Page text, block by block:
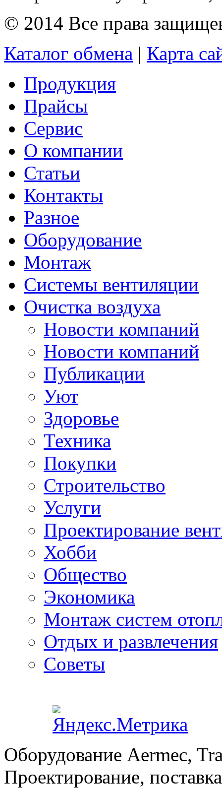
© 2014 Все права
Каталог обмена | Карта
Продукция
Прайсы
Сервис
О компании
Статьи
Контакты
Разное
Оборудование
Монтаж
Системы вентиляции
Очистка воздуха
Новости компаний
Новости компаний
Публикации
Уют
Здоровье
Техника
Покупки
Строительство
Услуги
Проектирование
Хобби
Общество
Экономика
Монтаж систем
Отдых и развлечения
Советы
Оборудование Aermec,
Проектирование,